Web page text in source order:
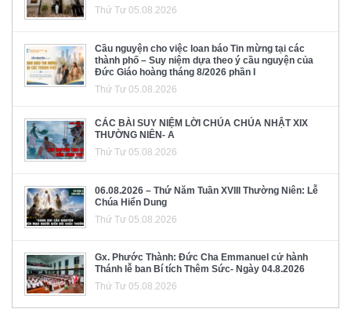
Thứ Tư 05.08.2026
Cầu nguyện cho việc loan báo Tin mừng tại các
thành phố – Suy niệm dựa theo ý cầu nguyện của
Đức Giáo hoàng tháng 8/2026 phần I
Thứ Tư 05.08.2026
CÁC BÀI SUY NIỆM LỜI CHÚA CHÚA NHẬT XIX
THƯỜNG NIÊN- A
Thứ Tư 05.08.2026
06.08.2026 – Thứ Năm Tuần XVIII Thường Niên: Lễ
Chúa Hiển Dung
Thứ Tư 05.08.2026
Gx. Phước Thành: Đức Cha Emmanuel cử hành
Thánh lễ ban Bí tích Thêm Sức- Ngày 04.8.2026
Thứ Tư 05.08.2026